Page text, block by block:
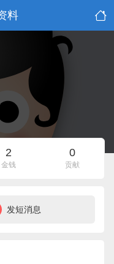
料
2
金钱
0
贡献
发短消息